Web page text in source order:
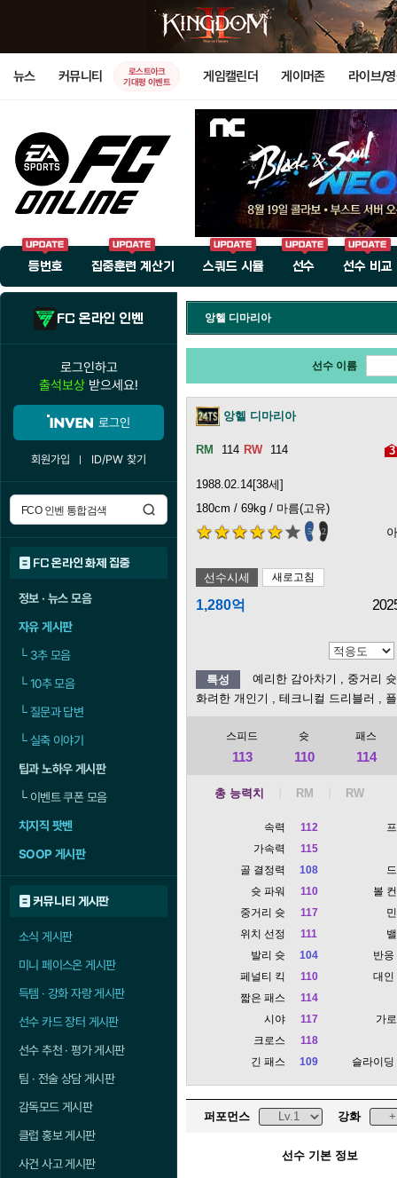
뉴스 커뮤니티
로스트아크
기대평 이벤트
게임캘린더 게이머존 라이브/
등번호 집중훈련 계산기 스쿼드 시뮬 선수 선수 비교
FC 온라인 인벤
로그인하고
출석보상 받으세요!
로그인
회원가입 ID/PW 찾기
FC 온라인 화제 집중
정보 · 뉴스 모음
자유 게시판
└3추 모음
└10추 모음
└질문과 답변
└실축 이야기
팁과 노하우 게시판
└이벤트 쿠폰 모음
치지직 팟벤
SOOP 게시판
커뮤니티 게시판
소식 게시판
미니 페이스온 게시판
득템 · 강화 자랑 게시판
선수 카드 장터 게시판
선수 추천 · 평가 게시판
팀 · 전술 상담 게시판
감독모드 게시판
클럽 홍보 게시판
사건 사고 게시판
앙헬 디마리아
선수 이름
앙헬 디마리아
114 114 3
1988.02.14[38세]
180cm / 69kg / 마름(고유)
5 2
선수시세 새로고침
1,280억
특성 예리한 감아차기
, 중거리
화려한 개인기
, 테크니컬 드리블러 ,
스피드
113
슛
110
패스
114
총 능력치
속력
112
가속력
115
골 결정력
108
슛 파워
110
중거리 슛
117
위치 선정
111
발리 슛
104
페널티 킥
110
짧은 패스
114
시야
117
크로스
118
긴 패스
109
볼
반응
대인
가
슬라이딩
퍼포먼스 강화
선수 기본 정보